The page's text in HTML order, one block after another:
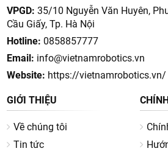
VPGD: 35/10 Nguyễn Văn Huyên,
Cầu Giấy, Tp. Hà Nội
Hotline: 0858857777
Email: info@vietnamrobotics.vn
Website: https://vietnamrobotics.vn/
GIỚI THIỆU
Về chúng tôi
Tin tức